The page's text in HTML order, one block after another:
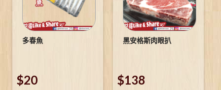
多春魚
$20
黑安格斯肉眼扒
$138